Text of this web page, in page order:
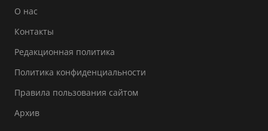
О нас
Контакты
Редакционная политика
Политика конфиденциальности
Правила пользования сайтом
Архив